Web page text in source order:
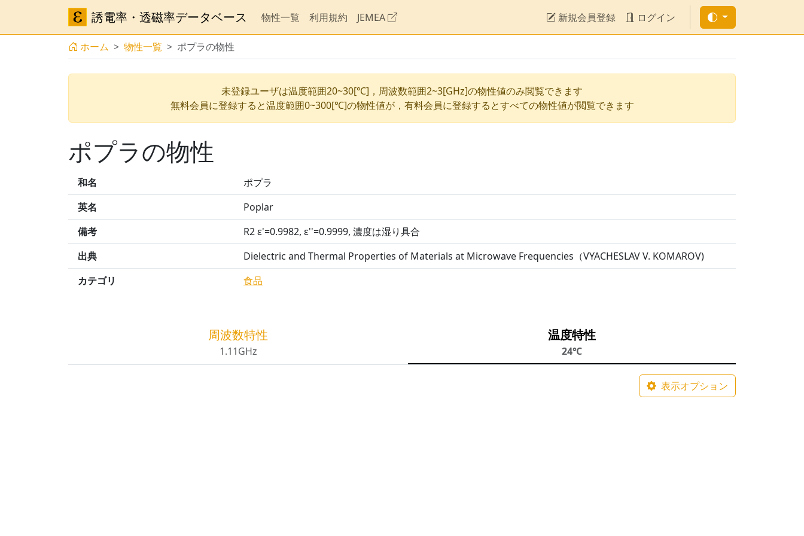
誘電率・透磁率データベース 物性一覧 利用規約 JEMEA 新規会員登録 ログイン
ホーム 物性一覧 ポプラの物性
未登録ユーザは温度範囲20~30[℃]，周波数範囲2~3[GHz]の物性値のみ閲覧できます
無料会員に登録すると温度範囲0~300[℃]の物性値が，有料会員に登録するとすべての物性値が閲覧できます
ポプラの物性
和名
ポプラ
英名
Poplar
備考
R2 ε'=0.9982, ε''=0.9999, 濃度は湿り具合
出典
Dielectric and Thermal Properties of Materials at Microwave Frequencies（VYACHESLAV V. KOMAROV)
カテゴリ
食品
周波数特性
1.11GHz
温度特性
24℃
表示オプション